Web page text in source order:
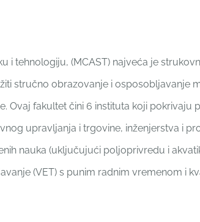
i tehnologiju, (MCAST) najveća je
stručno obrazovanje i osposobljavanje
Ovaj fakultet čini 6 instituta koji pokrivaju
upravljanja i trgovine, inženjerstva i
nauka (uključujući poljoprivredu i
(VET) s punim radnim vremenom i